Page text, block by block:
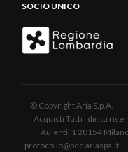
SOCIO UNICO
© Copyright Aria S.p.A. -
Acquisti Tutti i diritti
Aulenti, 1 20154